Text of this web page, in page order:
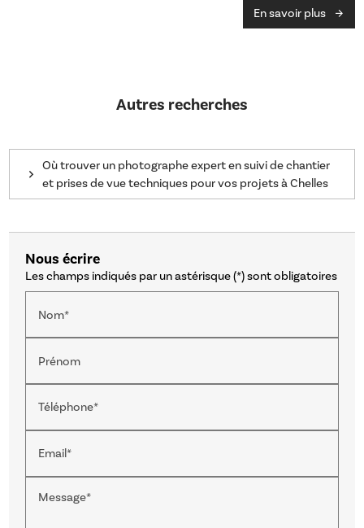
En savoir plus
Autres recherches
Où trouver un photographe expert en suivi de chantier
et prises de vue techniques pour vos projets à Chelles
Nous écrire
Les champs indiqués par un astérisque (*) sont obligatoires
Nom*
Prénom
Téléphone*
Email*
Message*